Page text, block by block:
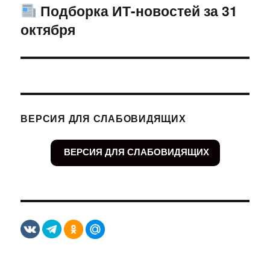
Следующая
запись:
Подборка ИТ-новостей за 31
октября
ВЕРСИЯ ДЛЯ СЛАБОВИДЯЩИХ
ВЕРСИЯ ДЛЯ СЛАБОВИДЯЩИХ